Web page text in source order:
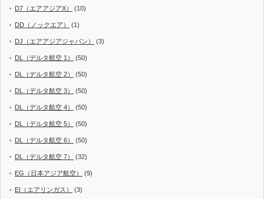
D7（エアアジアX） (10)
DD（ノックエア） (1)
DJ（エアアジアジャパン） (3)
DL（デルタ航空 1） (50)
DL（デルタ航空 2） (50)
DL（デルタ航空 3） (50)
DL（デルタ航空 4） (50)
DL（デルタ航空 5） (50)
DL（デルタ航空 6） (50)
DL（デルタ航空 7） (32)
EG（日本アジア航空） (9)
EI（エアリンガス） (3)